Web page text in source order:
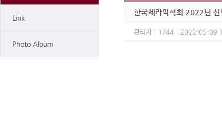
Link
Photo Album
한국세라믹학회 2022년 신
관리자 1744 2022-05-09